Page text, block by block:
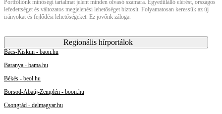
Portfóliónk minőségi tartalmat jelent minden olvasó számára. Egyedülálló elérést, országos
lefedettséget és változatos megjelenési lehetőséget biztosít. Folyamatosan keressük az új
irányokat és fejlődési lehetőségeket. Ez jövőnk záloga.
Regionális hírportálok
Bács-Kiskun - baon.hu
Baranya - bama.hu
Békés - beol.hu
Borsod-Abaúj-Zemplén - boon.hu
Csongrád - delmagyar.hu